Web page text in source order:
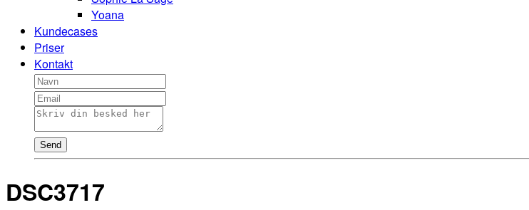
Yoana
Kundecases
Priser
Kontakt
Send
DSC3717